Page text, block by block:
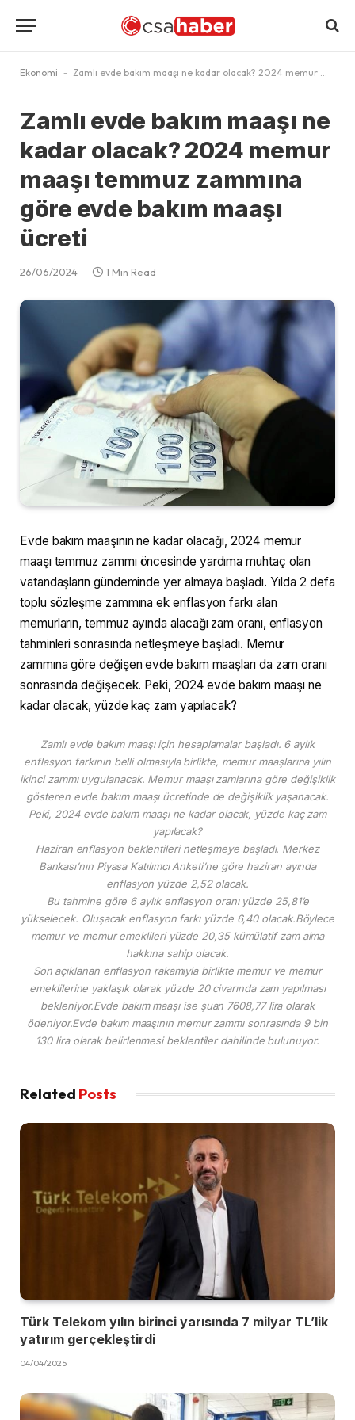
Ekonomi - Zamlı evde bakım maaşı ne kadar olacak? 2024 memur maaşı temmuz zammına göre evde bakım maaşı ücreti
Zamlı evde bakım maaşı ne
kadar olacak? 2024 memur
maaşı temmuz zammına
göre evde bakım maaşı
ücreti
26/06/2024 1 Min Read
Evde bakım maaşının ne kadar olacağı, 2024 memur
maaşı temmuz zammı öncesinde yardıma muhtaç olan
vatandaşların gündeminde yer almaya başladı. Yılda 2 defa
toplu sözleşme zammına ek enflasyon farkı alan
memurların, temmuz ayında alacağı zam oranı, enflasyon
tahminleri sonrasında netleşmeye başladı. Memur
zammına göre değişen evde bakım maaşları da zam oranı
sonrasında değişecek. Peki, 2024 evde bakım maaşı ne
kadar olacak, yüzde kaç zam yapılacak?
Zamlı evde bakım maaşı için hesaplamalar başladı. 6 aylık
enflasyon farkının belli olmasıyla birlikte, memur maaşlarına yılın
ikinci zammı uygulanacak. Memur maaşı zamlarına göre değişiklik
gösteren evde bakım maaşı ücretinde de değişiklik yaşanacak.
Peki, 2024 evde bakım maaşı ne kadar olacak, yüzde kaç zam
yapılacak?
Haziran enflasyon beklentileri netleşmeye başladı. Merkez
Bankası’nın Piyasa Katılımcı Anketi’ne göre haziran ayında
enflasyon yüzde 2,52 olacak.
Bu tahmine göre 6 aylık enflasyon oranı yüzde 25,81’e
yükselecek. Oluşacak enflasyon farkı yüzde 6,40 olacak.Böylece
memur ve memur emeklileri yüzde 20,35 kümülatif zam alma
hakkına sahip olacak.
Son açıklanan enflasyon rakamıyla birlikte memur ve memur
emeklilerine yaklaşık olarak yüzde 20 civarında zam yapılması
bekleniyor.Evde bakım maaşı ise şuan 7608,77 lira olarak
ödeniyor.Evde bakım maaşının memur zammı sonrasında 9 bin
130 lira olarak belirlenmesi beklentiler dahilinde bulunuyor.
Related Posts
Türk Telekom yılın birinci yarısında 7 milyar TL’lik
yatırım gerçekleştirdi
04/04/2025